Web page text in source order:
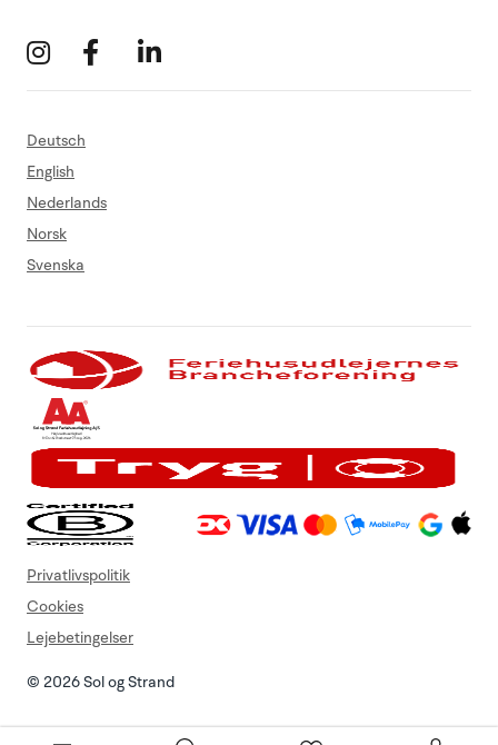
Deutsch
English
Nederlands
Norsk
Svenska
© 2026 Sol og Strand
Privatlivspolitik
Cookies
Lejebetingelser